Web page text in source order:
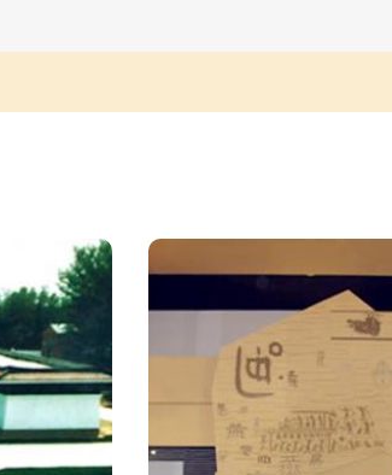
燕都遗址经过了4次大规模的发掘。西周燕都遗址不
个部分。其中,古城遗址约为南北向方形或长方形,北
米,东、西城墙仅存300米左右。城外有深约2米的护
位于城址的北中部,附近有祭祀和生活遗址。墓葬区位
南,被京广铁路分割为Ⅰ区、Ⅱ区。Ⅰ区为中、小型
少,多殉人、殉狗,是商遗墓地；Ⅱ区多大、中型墓,随
规格高,但极少见殉人、殉狗现象,可能是周人墓地。
中型墓葬多陪葬有车马,最大的车马坑陪葬有42匹马。
千件,以陶器、青铜器为主,还有原始瓷器、铅器、玉
瑙器、角器、骨器、牙器、蚌器、漆器、木器以及蚌
有壶、鬲、鼎、簋、罐等明器或实用器。青铜器包